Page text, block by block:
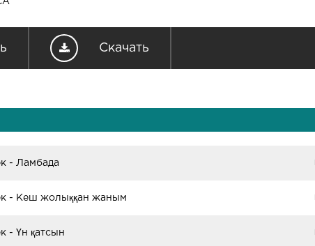
Скачать
- Ламбада
- Кеш жолыққан жаным
- Үн қатсын